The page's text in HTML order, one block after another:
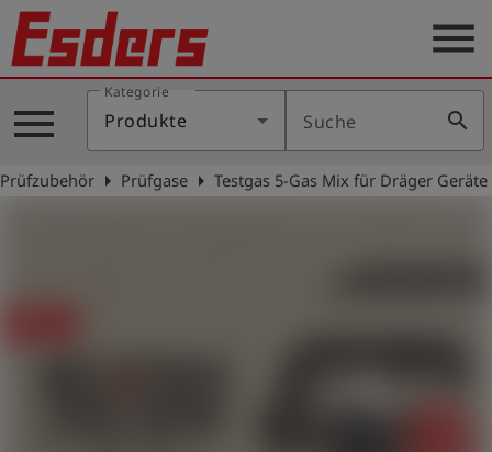
Produkte
Wissen
Support
menu
menu
Kategorie
Produkte Suche search
Prüfzubehör arrow_right Prüfgase arrow_right Testgas 5-Gas Mix für Dräger Geräte